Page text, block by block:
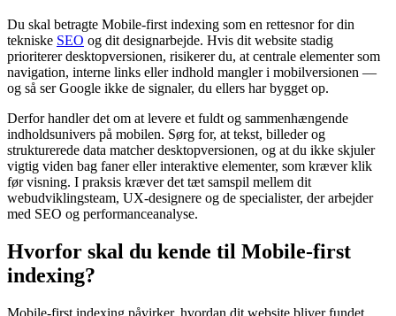
Du skal betragte Mobile-first indexing som en rettesnor for din
tekniske SEO og dit designarbejde. Hvis dit website stadig
prioriterer desktopversionen, risikerer du, at centrale elementer som
navigation, interne links eller indhold mangler i mobilversionen —
og så ser Google ikke de signaler, du ellers har bygget op.
Derfor handler det om at levere et fuldt og sammenhængende
indholdsunivers på mobilen. Sørg for, at tekst, billeder og
strukturerede data matcher desktopversionen, og at du ikke skjuler
vigtig viden bag faner eller interaktive elementer, som kræver klik
før visning. I praksis kræver det tæt samspil mellem dit
webudviklingsteam, UX-designere og de specialister, der arbejder
med SEO og performanceanalyse.
Hvorfor skal du kende til Mobile-first
indexing?
Mobile-first indexing påvirker, hvordan dit website bliver fundet,